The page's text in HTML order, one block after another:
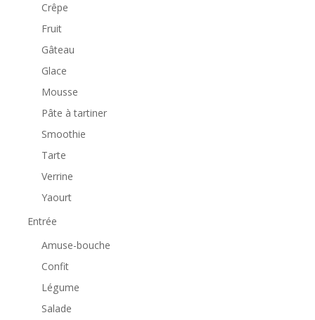
Crêpe
Fruit
Gâteau
Glace
Mousse
Pâte à tartiner
Smoothie
Tarte
Verrine
Yaourt
Entrée
Amuse-bouche
Confit
Légume
Salade